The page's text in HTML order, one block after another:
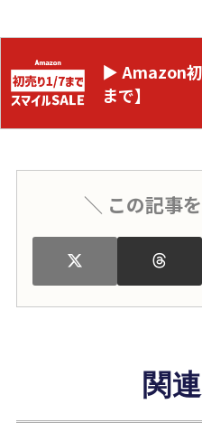
▶ Amazon
まで】
＼ この記事
関